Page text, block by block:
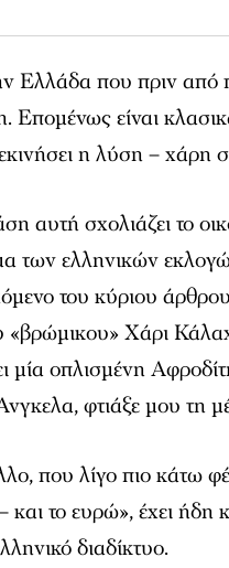
Ελλάδα που πριν από
Επομένως είναι
η λύση – χάρη
αυτή σχολιάζει το
των ελληνικών
του κύριου
«βρώμικου» Χάρι
μία οπλισμένη
φτιάξε μου τη
που λίγο πιο κάτω
και το ευρώ», έχει ήδη
διαδίκτυο.